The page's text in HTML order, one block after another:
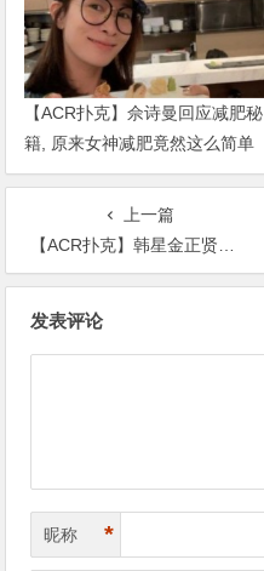
【ACR扑克】佘诗曼回应减肥秘
籍, 原来女神减肥竟然这么简单
上一篇
【ACR扑克】韩星金正贤近况如何？被爆前女友对其控制欲强身体出现不适？
发表评论
昵称 *